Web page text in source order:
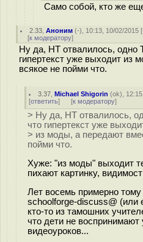
Само собой, кто же
2.33 ,Аноним (-), 10:13, 10/02/2015 [
[к модератору]
Ну да, HT отвалилось, одно
гипертекст уже выходит из
всякое не пойми что.
3.37 ,Michael Shigorin (ok),
[ответить] [к модератору]
> Ну да, HT отвалилось,
что гипертекст уже
> из моды, а передают
пойми что.
Хуже: "из моды" выходит
пихают картинку,
Лет восемь примерно
schoolforge-discuss@ (или
кто-то из тамошних
что дети не воспринимают
видеоуроков...